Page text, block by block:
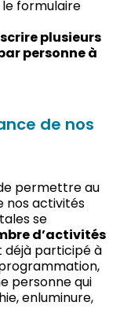
formulaire
plusieurs
personne à
de nos
permettre au
nos activités
se
d’activités
déjà participé à
personne qui
enluminure,